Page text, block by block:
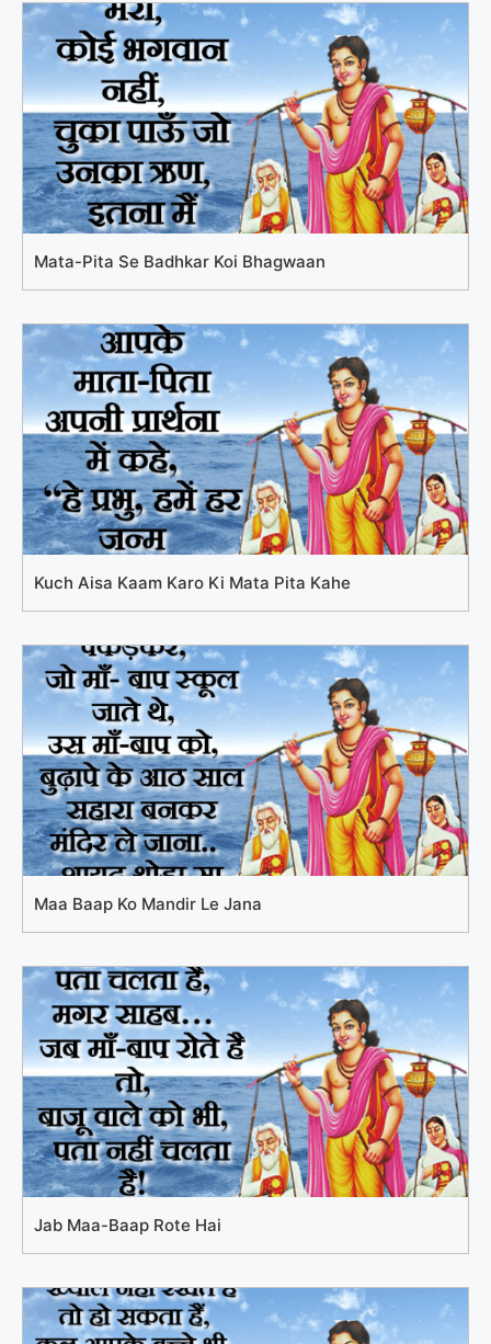
Mata-Pita Se Badhkar Koi Bhagwaan
Kuch Aisa Kaam Karo Ki Mata Pita Kahe
Maa Baap Ko Mandir Le Jana
Jab Maa-Baap Rote Hai